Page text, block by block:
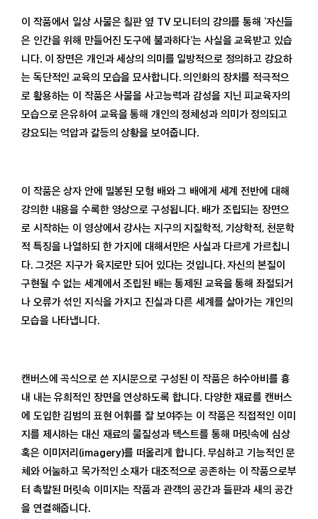
이 작품에서 일상 사물은 칠판 옆 TV 모니터의 강의를 통해 ‘자신들
은 인간을 위해 만들어진 도구에 불과하다’는 사실을 교육받고 있습
니다. 이 장면은 개인과 세상의 의미를 일방적으로 정의하고 강요하
는 독단적인 교육의 모습을 묘사합니다. 의인화의 장치를 적극적으
로 활용하는 이 작품은 사물을 사고능력과 감성을 지닌 피교육자의
모습으로 은유하여 교육을 통해 개인의 정체성과 의미가 정의되고
강요되는 억압과 갈등의 상황을 보여줍니다.
이 작품은 상자 안에 밀봉된 모형 배와 그 배에게 세계 전반에 대해
강의한 내용을 수록한 영상으로 구성됩니다. 배가 조립되는 장면으
로 시작하는 이 영상에서 강사는 지구의 지질학적, 기상학적, 천문학
적 특징을 나열하되 한 가지에 대해서만은 사실과 다르게 가르칩니
다. 그것은 지구가 육지로만 되어 있다는 것입니다. 자신의 본질이
구현될 수 없는 세계에서 조립된 배는 통제된 교육을 통해 좌절되거
나 오류가 섞인 지식을 가지고 진실과 다른 세계를 살아가는 개인의
모습을 나타냅니다.
캔버스에 곡식으로 쓴 지시문으로 구성된 이 작품은 허수아비를 흉
내 내는 유희적인 장면을 연상하도록 합니다. 다양한 재료를 캔버스
에 도입한 김범의 표현 어휘를 잘 보여주는 이 작품은 직접적인 이미
지를 제시하는 대신 재료의 물질성과 텍스트를 통해 머릿속에 심상
혹은 이미저리(imagery)를 떠올리게 합니다. 무심하고 기능적인 문
체와 어눌하고 목가적인 소재가 대조적으로 공존하는 이 작품으로부
터 촉발된 머릿속 이미지는 작품과 관객의 공간과 들판과 새의 공간
을 연결해줍니다.